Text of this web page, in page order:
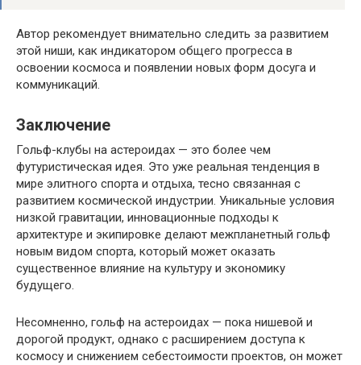
Автор рекомендует внимательно следить за развитием
этой ниши, как индикатором общего прогресса в
освоении космоса и появлении новых форм досуга и
коммуникаций.
Заключение
Гольф-клубы на астероидах — это более чем
футуристическая идея. Это уже реальная тенденция в
мире элитного спорта и отдыха, тесно связанная с
развитием космической индустрии. Уникальные условия
низкой гравитации, инновационные подходы к
архитектуре и экипировке делают межпланетный гольф
новым видом спорта, который может оказать
существенное влияние на культуру и экономику
будущего.
Несомненно, гольф на астероидах — пока нишевой и
дорогой продукт, однако с расширением доступа к
космосу и снижением себестоимости проектов, он может